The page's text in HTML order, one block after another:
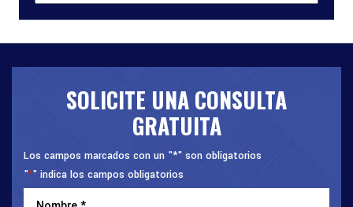
SOLICITE UNA CONSULTA
GRATUITA
Los campos marcados con un "*" son obligatorios
"*" indica los campos obligatorios